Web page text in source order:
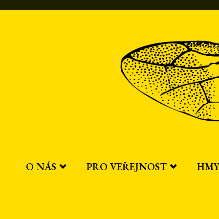
O NÁS PRO VEŘEJNOST